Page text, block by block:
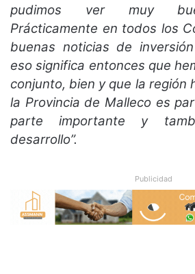
pudimos ver muy
Prácticamente en todos los
buenas noticias de
eso significa entonces que
conjunto, bien y que la región
la Provincia de Malleco es
parte importante y
desarrollo”.
Publicidad